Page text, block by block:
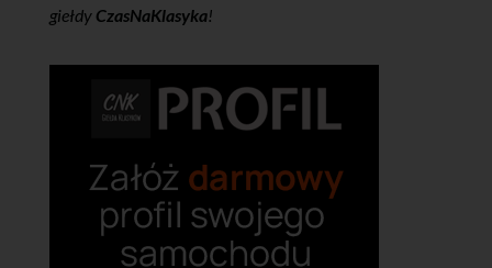
giełdy CzasNaKlasyka!